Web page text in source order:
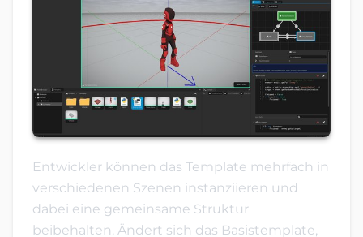
Entwickler können das Template mehrfach in
verschiedenen Szenen instanziieren und
dabei eine gemeinsame Struktur
beibehalten. Ändert sich das Basistemplate,